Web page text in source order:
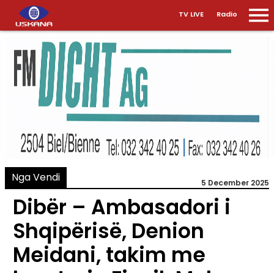
TV LIVE Radio
Nga Vendi 5 December 2025
Dibër – Ambasadori i
Shqipërisë, Denion
Meidani, takim me